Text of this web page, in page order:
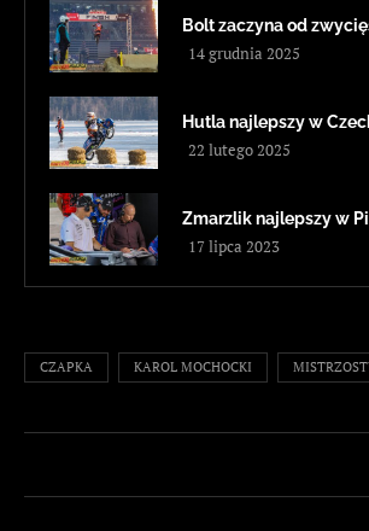
Bolt zaczyna od
14 grudnia 2025
Hutla najlepszy w
22 lutego 2025
Zmarzlik najlepszy w
17 lipca 2023
CZAPKA KAROL MOCHOCKI